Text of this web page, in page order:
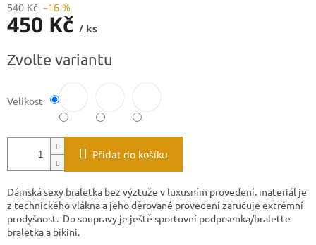
540 Kč –16 %
450 Kč / ks
cena:
Zvolte variantu
Velikost
Přidat do košíku
Dámská sexy braletka bez výztuže v luxusním provedení. materiál je
z technického vlákna a jeho děrované provedení zaručuje extrémní
prodyšnost. Do soupravy je ještě sportovní podprsenka/bralette
braletka a bikini.